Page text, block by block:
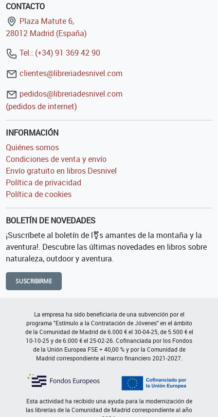
CONTACTO
Plaza Matute 6,
28012 Madrid (España)
Tel.: (+34) 91 369 42 90
clientes@libreriadesnivel.com
pedidos@libreriadesnivel.com
(pedidos de internet)
INFORMACIÓN
Quiénes somos
Condiciones de venta y envío
Envío gratuito en libros Desnivel
Política de privacidad
Política de cookies
BOLETÍN DE NOVEDADES
¡Suscríbete al boletín de l⚧s amantes de la montaña y la
aventura!. Descubre las últimas novedades en libros sobre
naturaleza, outdoor y aventura.
SUSCRIBIRME
La empresa ha sido beneficiaria de una subvención por el
programa "Estímulo a la Contratación de Jóvenes" en el ámbito
de la Comunidad de Madrid de 6.000 € el 30-04-25, de 5.500 € el
10-10-25 y de 6.000 € el 25-02-26. Cofinanciada por los Fondos
de la Unión Europea FSE + 40,00 % y por la Comunidad de
Madrid correspondiente al marco financiero 2021-2027.
Esta actividad ha recibido una ayuda para la modernización de
las librerías de la Comunidad de Madrid correspondiente al año